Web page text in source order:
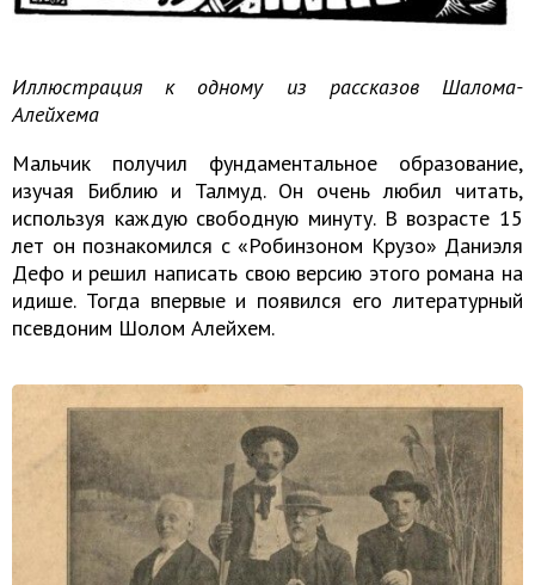
Иллюстрация к одному из рассказов Шалома-
Алейхема
Мальчик получил фундаментальное образование,
изучая Библию и Талмуд. Он очень любил читать,
используя каждую свободную минуту. В возрасте 15
лет он познакомился с «Робинзоном Крузо» Даниэля
Дефо и решил написать свою версию этого романа на
идише. Тогда впервые и появился его литературный
псевдоним Шолом Алейхем.